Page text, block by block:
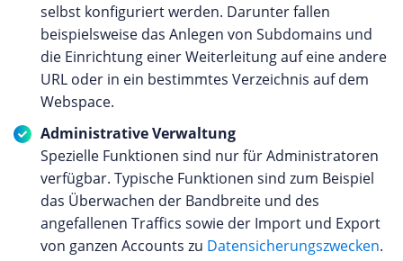
selbst konfiguriert werden. Darunter fallen
beispielsweise das Anlegen von Subdomains und
die Einrichtung einer Weiterleitung auf eine andere
URL oder in ein bestimmtes Verzeichnis auf dem
Webspace.
Administrative Verwaltung
Spezielle Funktionen sind nur für Administratoren
verfügbar. Typische Funktionen sind zum Beispiel
das Überwachen der Bandbreite und des
angefallenen Traffics sowie der Import und Export
von ganzen Accounts zu Datensicherungszwecken.